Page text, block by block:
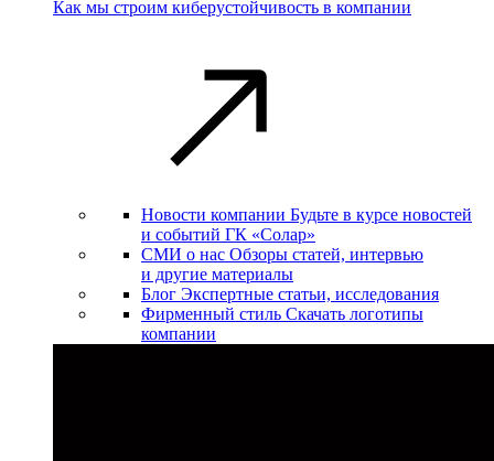
Как мы строим киберустойчивость в компании
Новости компании Будьте в курсе новостей
и событий ГК «Солар»
СМИ о нас Обзоры статей, интервью
и другие материалы
Блог Экспертные статьи, исследования
Фирменный стиль Скачать логотипы
компании